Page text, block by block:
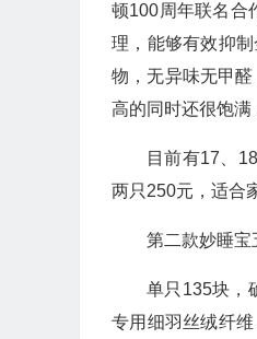
顿100周年联名合
理，能够有效抑
物，无异味无甲
高的同时还很饱满
目前有17、
两只250元，适合
第二款妙睡宝
单只135块，
专用细羽丝绒纤